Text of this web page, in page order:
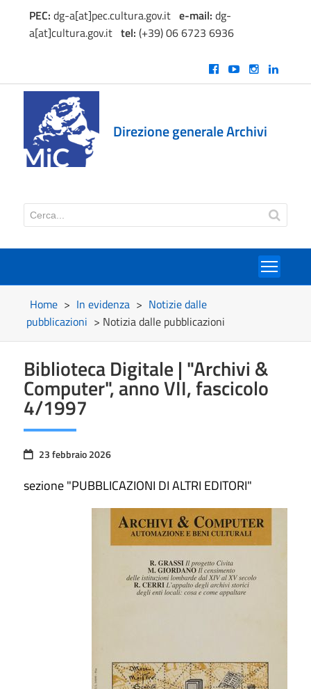
PEC: dg-a[at]pec.cultura.gov.ite-mail: dg-
a[at]cultura.gov.ittel: (+39) 06 6723 6936
Direzione generale Archivi
Home > In evidenza > Notizie dalle
pubblicazioni > Notizia dalle pubblicazioni
Biblioteca Digitale | "Archivi &
Computer", anno VII, fascicolo
4/1997
23 febbraio 2026
sezione "PUBBLICAZIONI DI ALTRI EDITORI"